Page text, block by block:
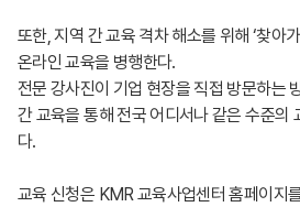
또한, 지역 간 교육 격차 해소를 위해 ‘찾아
온라인 교육을 병행한다.
전문 강사진이 기업 현장을 직접 방문하는
간 교육을 통해 전국 어디서나 같은 수준의
다.
교육 신청은 KMR 교육사업센터 홈페이지